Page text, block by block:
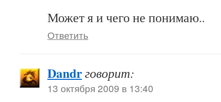
Может я и чего не понимаю..
Ответить
Dandrговорит:
13 октября 2009 в 13:40